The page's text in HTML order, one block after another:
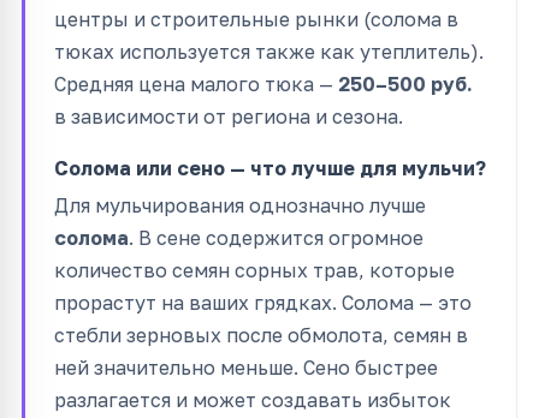
центры и строительные рынки (солома в
тюках используется также как утеплитель).
Средняя цена малого тюка — 250–500 руб.
в зависимости от региона и сезона.
Солома или сено — что лучше для мульчи?
Для мульчирования однозначно лучше
солома. В сене содержится огромное
количество семян сорных трав, которые
прорастут на ваших грядках. Солома — это
стебли зерновых после обмолота, семян в
ней значительно меньше. Сено быстрее
разлагается и может создавать избыток